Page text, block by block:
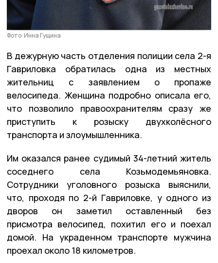
Фото: Инна Гущина
В дежурную часть отделения полиции села 2-я
Гавриловка обратилась одна из местных
жительниц с заявлением о пропаже
велосипеда. Женщина подробно описала его,
что позволило правоохранителям сразу же
приступить к розыску двухколёсного
транспорта и злоумышленника.
Им оказался ранее судимый 34-летний житель
соседнего села Козьмодемьяновка.
Сотрудники уголовного розыска выяснили,
что, проходя по 2-й Гавриловке, у одного из
дворов он заметил оставленный без
присмотра велосипед, похитил его и поехал
домой. На украденном транспорте мужчина
проехал около 18 километров.